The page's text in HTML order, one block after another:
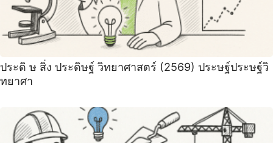
ประดิ ษ สิ่ง ประดิษฐ์ วิทยาศาสตร์ (2569) ประษฐ์ประษฐ์วิ
ทยาศา